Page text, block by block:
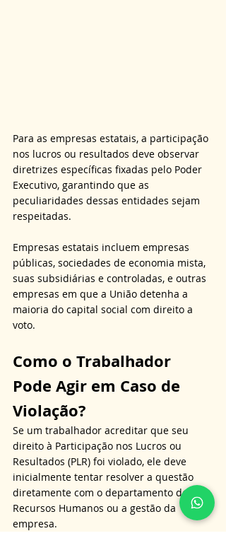
Para as empresas estatais, a participação
nos lucros ou resultados deve observar
diretrizes específicas fixadas pelo Poder
Executivo, garantindo que as
peculiaridades dessas entidades sejam
respeitadas.
Empresas estatais incluem empresas
públicas, sociedades de economia mista,
suas subsidiárias e controladas, e outras
empresas em que a União detenha a
maioria do capital social com direito a
voto.
Como o Trabalhador
Pode Agir em Caso de
Violação?
Se um trabalhador acreditar que seu
direito à Participação nos Lucros ou
Resultados (PLR) foi violado, ele deve
inicialmente tentar resolver a questão
diretamente com o departamento de
Recursos Humanos ou a gestão da
empresa.